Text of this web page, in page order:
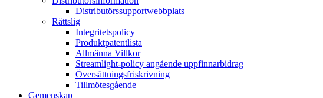
Distributörssupportwebbplats
Rättslig
Integritetspolicy
Produktpatentlista
Allmänna Villkor
Streamlight-policy angående uppfinnarbidrag
Översättningsfriskrivning
Tillmötesgående
Gemenskap